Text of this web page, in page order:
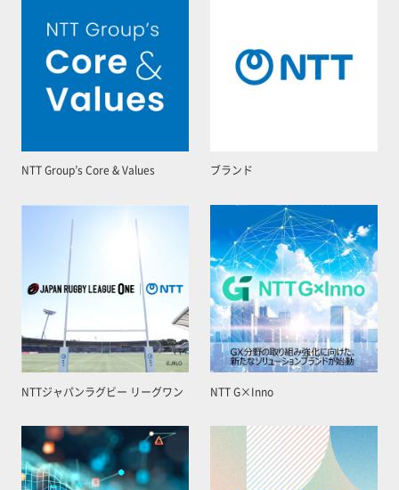
NTT Group’s Core & Values ブランド
NTTジャパンラグビー リーグワン NTT G×Inno